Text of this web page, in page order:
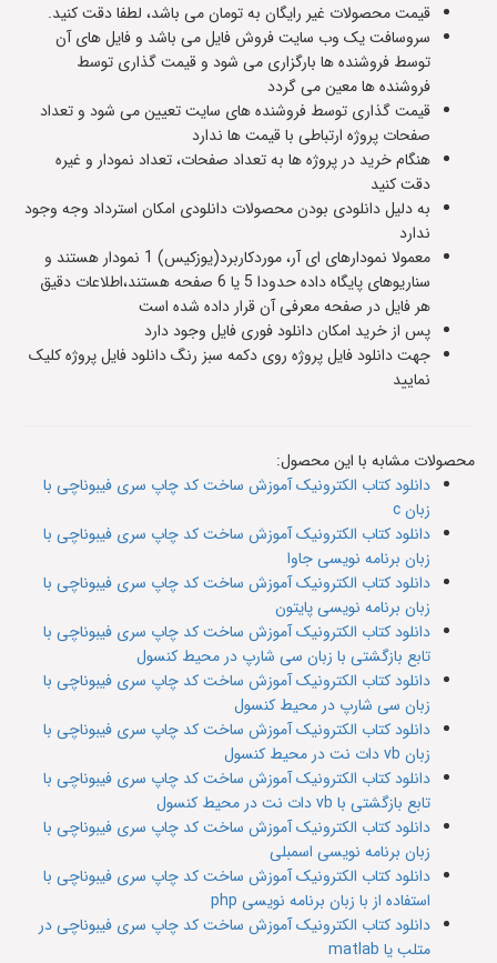
قیمت محصولات غیر رایگان به تومان می باشد، لطفا دقت کنید.
سروسافت یک وب سایت فروش فایل می باشد و فایل های آن
توسط فروشنده ها بارگزاری می شود و قیمت گذاری توسط
فروشنده ها معین می گردد
قیمت گذاری توسط فروشنده های سایت تعیین می شود و تعداد
صفحات پروژه ارتباطی با قیمت ها ندارد
هنگام خرید در پروژه ها به تعداد صفحات، تعداد نمودار و غیره
دقت کنید
به دلیل دانلودی بودن محصولات دانلودی امکان استرداد وجه وجود
ندارد
معمولا نمودارهای ای آر، موردکاربرد(یوزکیس) 1 نمودار هستند و
سناریوهای پایگاه داده حدودا 5 یا 6 صفحه هستند،اطلاعات دقیق
هر فایل در صفحه معرفی آن قرار داده شده است
پس از خرید امکان دانلود فوری فایل وجود دارد
جهت دانلود فایل پروژه روی دکمه سبز رنگ دانلود فایل پروژه کلیک
نمایید
محصولات مشابه با این محصول:
دانلود کتاب الکترونیک آموزش ساخت کد چاپ سری فیبوناچی با
زبان c
دانلود کتاب الکترونیک آموزش ساخت کد چاپ سری فیبوناچی با
زبان برنامه نویسی جاوا
دانلود کتاب الکترونیک آموزش ساخت کد چاپ سری فیبوناچی با
زبان برنامه نویسی پایتون
دانلود کتاب الکترونیک آموزش ساخت کد چاپ سری فیبوناچی با
تابع بازگشتی با زبان سی شارپ در محیط کنسول
دانلود کتاب الکترونیک آموزش ساخت کد چاپ سری فیبوناچی با
زبان سی شارپ در محیط کنسول
دانلود کتاب الکترونیک آموزش ساخت کد چاپ سری فیبوناچی با
زبان vb دات نت در محیط کنسول
دانلود کتاب الکترونیک آموزش ساخت کد چاپ سری فیبوناچی با
تابع بازگشتی با vb دات نت در محیط کنسول
دانلود کتاب الکترونیک آموزش ساخت کد چاپ سری فیبوناچی با
زبان برنامه نویسی اسمبلی
دانلود کتاب الکترونیک آموزش ساخت کد چاپ سری فیبوناچی با
استفاده از با زبان برنامه نویسی php
دانلود کتاب الکترونیک آموزش ساخت کد چاپ سری فیبوناچی در
متلب یا matlab